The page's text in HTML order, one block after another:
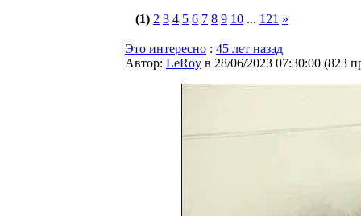
(1) 2 3 4 5 6 7 8 9 10 ... 121 »
Это интересно : 45 лет назад
Автор: LeRoy в 28/06/2023 07:30:00 (823